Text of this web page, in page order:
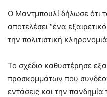
Ο Μαντμπουλί δήλωσε ότι
αποτελέσει “ένα
την πολιτιστική
Το σχέδιο καθυστέρησε
προσκομμάτων που
εντάσεις και την